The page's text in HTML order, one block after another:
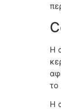
Η
το
Η